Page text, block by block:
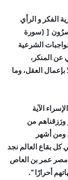
الفكر و الرأي
[ (سورة
الشرعية
عن المنكر،
بإعمال العقل، وما
الآية
ورَزقناهم من
ومن أشهر
بقاع العالم نجد
مصر عمر بن العاص
أحرارًا ”.